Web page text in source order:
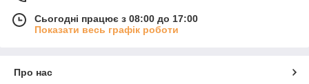
Сьогодні працює з 08:00 до 17:00
Показати весь графік роботи
Про нас